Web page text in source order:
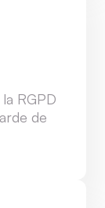
RGPD
de